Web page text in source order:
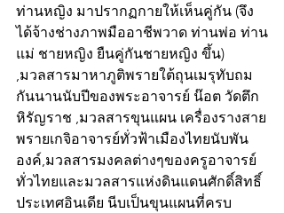
ท่านหญิง​ มาปรากฏกายให้เห็นคู่กัน (จึง
ได้จ้างช่างภาพมืออาชีพวาด​ ท่านพ่อ​ ท่าน
แม่​ ชายหญิง​ ยืนคู่กันชาย​หญิง​ ขึ้น)​
,มวลสารมาหาภูติ​พรายใต้ถุนเมรุ​ทับถม
กันนานนับปีของพระอาจารย์​ น๊อต​ วัดตึก
หิรัญราช ,มวลสาร​ขุนแผน​ เครื่องรางสาย
พรายเกจิอาจารย์ทั่วฟ้าเมืองไทยนับพัน
องค์​,มวลสารมงคลต่างๆของครูอาจารย์
ทั่วไทยและมวลสารแห่งดินแดนศักดิ์สิทธิ์
ประเทศอินเดีย นีบเป็นขุนแผนที่ครบ